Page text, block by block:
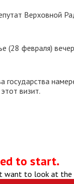
Верховной
(28 февраля)
государства
визит.
to start.
want to look at